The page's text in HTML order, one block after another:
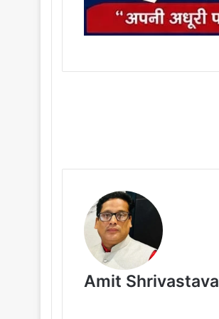
Amit Shrivastava